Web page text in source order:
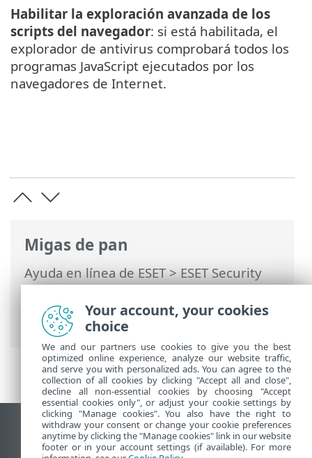
Migas de pan
Ayuda en línea de ESET>ESET Security
Ultimate>Configuración avanzada>
Protecciones> Protección del navegador
> Banca y navegación seguras
Habilitar la exploración avanzada de los
scripts del navegador: si está habilitada, el
explorador de antivirus comprobará todos los
programas JavaScript ejecutados por los
navegadores de Internet.
Ver sitio del escritorio
End of Life
Your account, your cookies
choice
We and our partners use cookies to give you the best
optimized online experience, analyze our website traffic,
and serve you with personalized ads. You can agree to the
collection of all cookies by clicking "Accept all and close",
decline all non-essential cookies by choosing "Accept
essential cookies only", or adjust your cookie settings by
clicking "Manage cookies". You also have the right to
withdraw your consent or change your cookie preferences
anytime by clicking the "Manage cookies" link in our website
footer or in your account settings (if available). For more